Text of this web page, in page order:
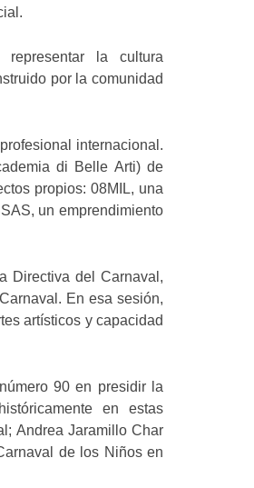
la cultura
por la comunidad
internacional.
di Belle Arti) de
propios: 08MIL, una
un emprendimiento
Directiva del Carnaval,
En esa sesión,
artísticos y capacidad
90 en presidir la
en estas
Andrea Jaramillo Char
de los Niños en